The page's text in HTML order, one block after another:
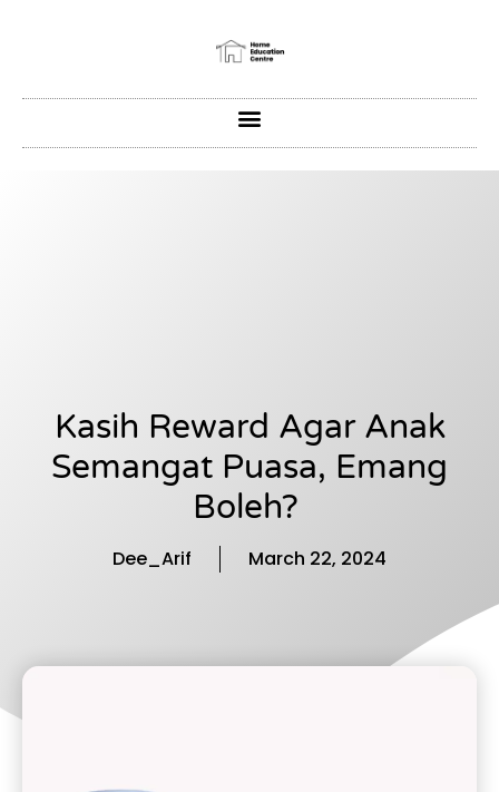
Kasih Reward Agar Anak
Semangat Puasa, Emang
Boleh?
Dee_Arif March 22, 2024